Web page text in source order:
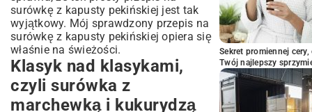
surówkę z kapusty pekińskiej jest tak
wyjątkowy. Mój sprawdzony przepis na
surówkę z kapusty pekińskiej opiera się
właśnie na świeżości.
Klasyk nad klasykami,
czyli surówka z
marchewką i kukurydzą
Sekret promiennej
Twój najlepszy